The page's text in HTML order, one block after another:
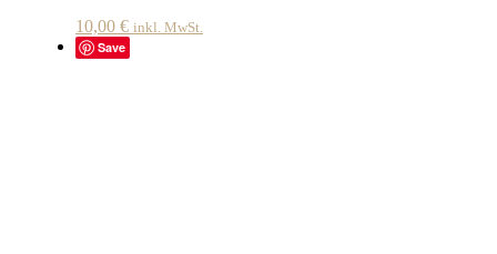
10,00 € inkl. MwSt.
Save